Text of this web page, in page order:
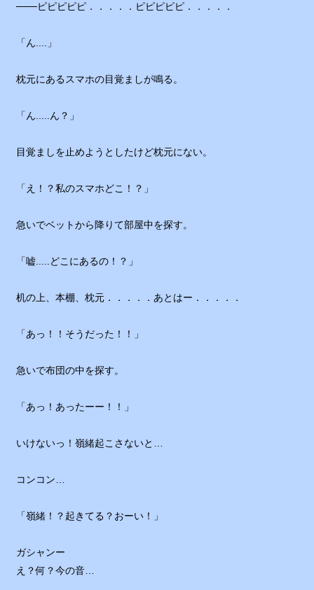
───ピピピピピ．．．．．ピピピピピ．．．．．
「ん....」
枕元にあるスマホの目覚ましが鳴る。
「ん.....ん？」
目覚ましを止めようとしたけど枕元にない。
「え！？私のスマホどこ！？」
急いでベットから降りて部屋中を探す。
「嘘.....どこにあるの！？」
机の上、本棚、枕元．．．．．あとはー．．．．．
「あっ！！そうだった！！」
急いで布団の中を探す。
「あっ！あったーー！！」
いけないっ！嶺緒起こさないと…
コンコン…
「嶺緒！？起きてる？おーい！」
ガシャンー
え？何？今の音…